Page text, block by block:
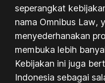
seperangkat
nama Omnibus Law,
menyederhanakan
membuka lebih
Kebijakan ini juga
Indonesia sebagai